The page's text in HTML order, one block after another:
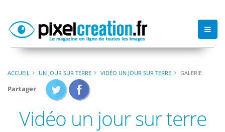
ACCUEIL UN JOUR SUR TERRE VIDÉO UN JOUR SUR TERRE GALERIE
Partager
Vidéo un jour sur terre